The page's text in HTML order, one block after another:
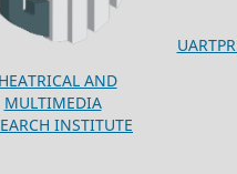
AND
MULTIMEDIA
INSTITUTE